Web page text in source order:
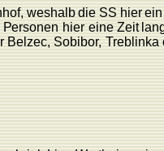
f, weshalb die SS hierein
Personen hier eineZeit
Belzec, Sobibor, Treblinka